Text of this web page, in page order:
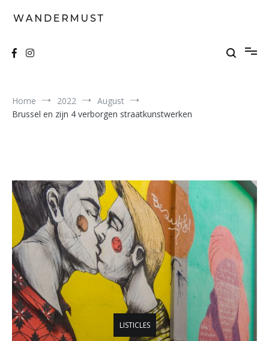
Home 2022
August
Brussel en zijn 4 verborgen straatkunstwerken
LISTICLES